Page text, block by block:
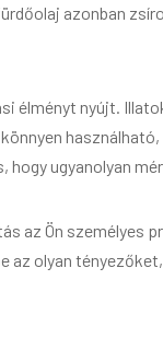
azonban
élményt nyújt.
hogy ugyanolyan
az Ön személyes
olyan